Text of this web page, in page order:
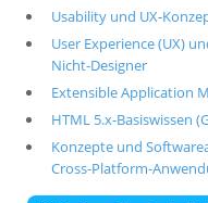
Usability und UX-
User Experience (UX)
Nicht-Designer
Extensible Application
HTML 5.x-Basiswissen
Konzepte und
Cross-Platform-